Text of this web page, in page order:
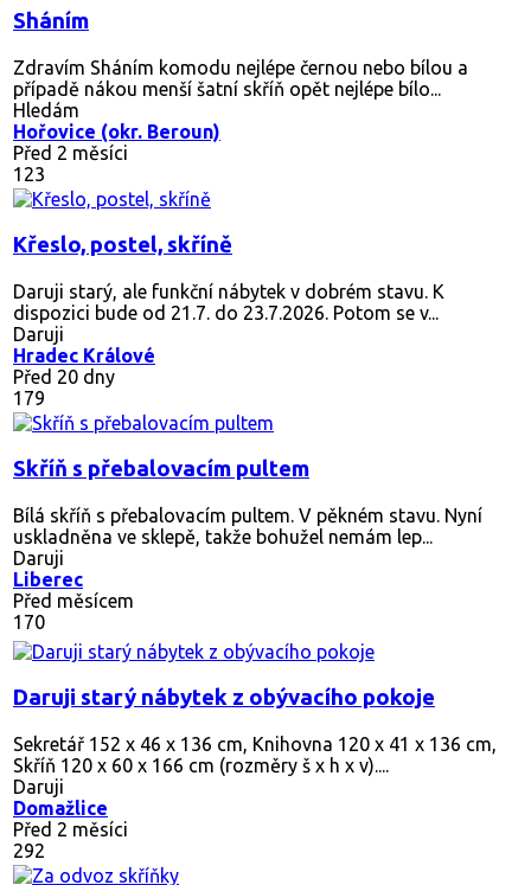
Sháním
Zdravím Sháním komodu nejlépe černou nebo bílou a
případě nákou menší šatní skříň opět nejlépe bílo...
Hledám
Hořovice (okr. Beroun)
Před 2 měsíci
123
Křeslo, postel, skříně
Daruji starý, ale funkční nábytek v dobrém stavu. K
dispozici bude od 21.7. do 23.7.2026. Potom se v...
Daruji
Hradec Králové
Před 20 dny
179
Skříň s přebalovacím pultem
Bílá skříň s přebalovacím pultem. V pěkném stavu. Nyní
uskladněna ve sklepě, takže bohužel nemám lep...
Daruji
Liberec
Před měsícem
170
Daruji starý nábytek z obývacího pokoje
Sekretář 152 x 46 x 136 cm, Knihovna 120 x 41 x 136 cm,
Skříň 120 x 60 x 166 cm (rozměry š x h x v)....
Daruji
Domažlice
Před 2 měsíci
292